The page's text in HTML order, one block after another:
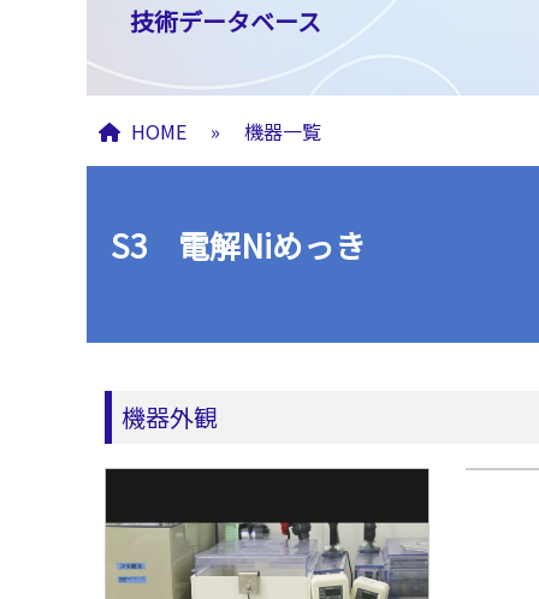
技術データベース
HOME » 機器一覧
S3 電解Niめっき
機器外観